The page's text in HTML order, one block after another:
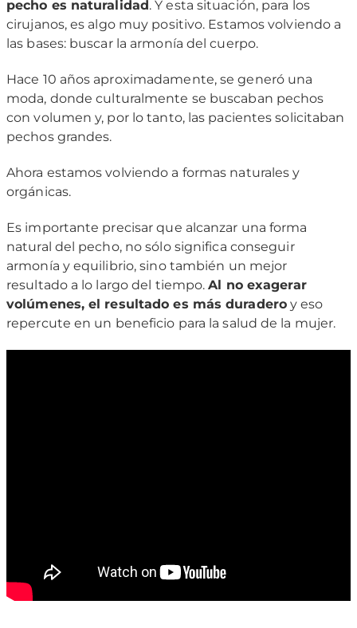
pecho es naturalidad. Y esta situación, para los
cirujanos, es algo muy positivo. Estamos volviendo a
las bases: buscar la armonía del cuerpo.
Hace 10 años aproximadamente, se generó una
moda, donde culturalmente se buscaban pechos
con volumen y, por lo tanto, las pacientes solicitaban
pechos grandes.
Ahora estamos volviendo a formas naturales y
orgánicas.
Es importante precisar que alcanzar una forma
natural del pecho, no sólo significa conseguir
armonía y equilibrio, sino también un mejor
resultado a lo largo del tiempo.Al no exagerar
volúmenes, el resultado es más duraderoy eso
repercute en un beneficio para la salud de la mujer.